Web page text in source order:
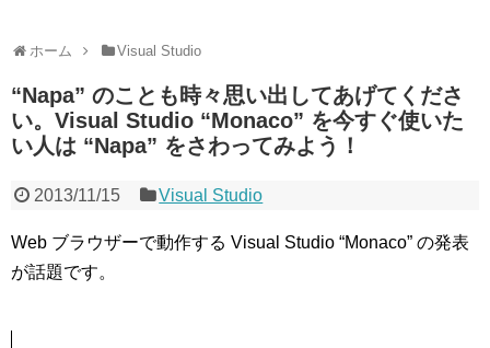
ホーム Visual Studio
“Napa” のことも時々思い出してあげてくださ
い。Visual Studio “Monaco” を今すぐ使いた
い人は “Napa” をさわってみよう！
2013/11/15 Visual Studio
Web ブラウザーで動作する Visual Studio “Monaco” の発表
が話題です。